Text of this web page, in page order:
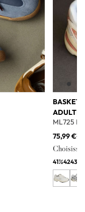
ADULTE
ML725
75,99 €
41½4243